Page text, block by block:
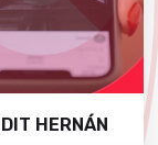
HERNÁN